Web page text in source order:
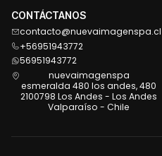
CONTÁCTANOS
contacto@nuevaimagenspa.cl
+56951943772
56951943772
nuevaimagenspa
esmeralda 480 los andes, 480
2100798 Los Andes - Los Andes
Valparaíso - Chile